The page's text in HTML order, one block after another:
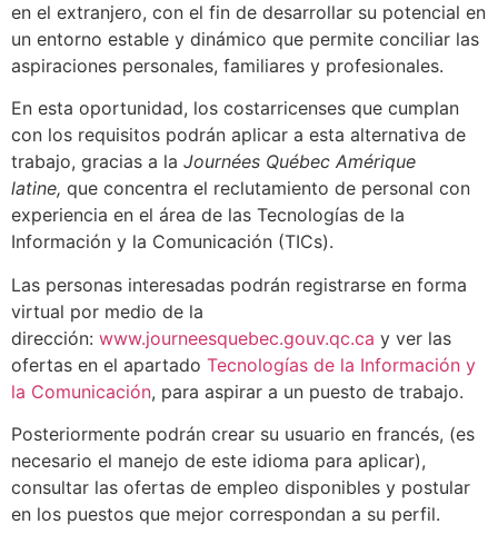
en el extranjero, con el fin de desarrollar su potencial en
un entorno estable y dinámico que permite conciliar las
aspiraciones personales, familiares y profesionales.
En esta oportunidad, los costarricenses que cumplan
con los requisitos podrán aplicar a esta alternativa de
trabajo, gracias a la Journées Québec Amérique
latine, que concentra el reclutamiento de personal con
experiencia en el área de las Tecnologías de la
Información y la Comunicación (TICs).
Las personas interesadas podrán registrarse en forma
virtual por medio de la
dirección: www.journeesquebec.gouv.qc.ca y ver las
ofertas en el apartado Tecnologías de la Información y
la Comunicación, para aspirar a un puesto de trabajo.
Posteriormente podrán crear su usuario en francés, (es
necesario el manejo de este idioma para aplicar),
consultar las ofertas de empleo disponibles y postular
en los puestos que mejor correspondan a su perfil.